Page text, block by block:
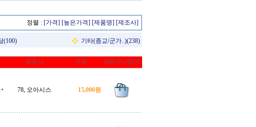
정렬 : [가격] [높은가격] [제품명] [제조사]
(100) 기타(종교/군가..)(238)
제조사 가격 장바구니담기
78, 오아시스 15,000원